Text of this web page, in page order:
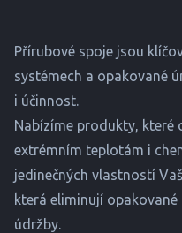
Přírubové spoje jsou
systémech a opakované
i účinnost.
Nabízíme produkty, které
extrémním teplotám i
jedinečných vlastností
která eliminují
údržby.